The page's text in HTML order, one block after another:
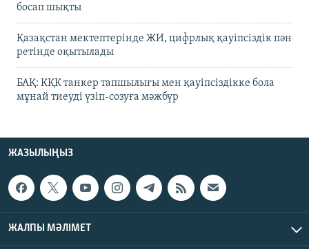
босап шықты
Қазақстан мектептерінде ЖИ, цифрлық қауіпсіздік пән
ретінде оқытылады
БАҚ: КҚК танкер тапшылығы мен қауіпсіздікке бола
мұнай тиеуді үзіп-созуға мәжбүр
ЖАЗЫЛЫҢЫЗ
ЖАЛПЫ МӘЛІМЕТ